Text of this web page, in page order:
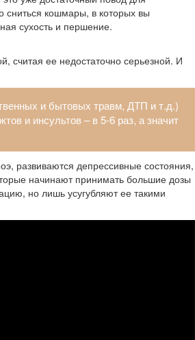
кошмары, в которых вы
сухость и першение.
считая ее недостаточно серьезной. И
и бытовых травм, ДТП и т.д.)
и инсультов – в 5-6 раз, а значит
развиваются депрессивные состояния,
начинают принимать большие дозы
но лишь усугубляют ее такими